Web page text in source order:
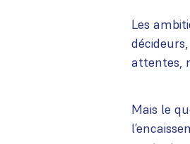
Les
attentes,
Mais le